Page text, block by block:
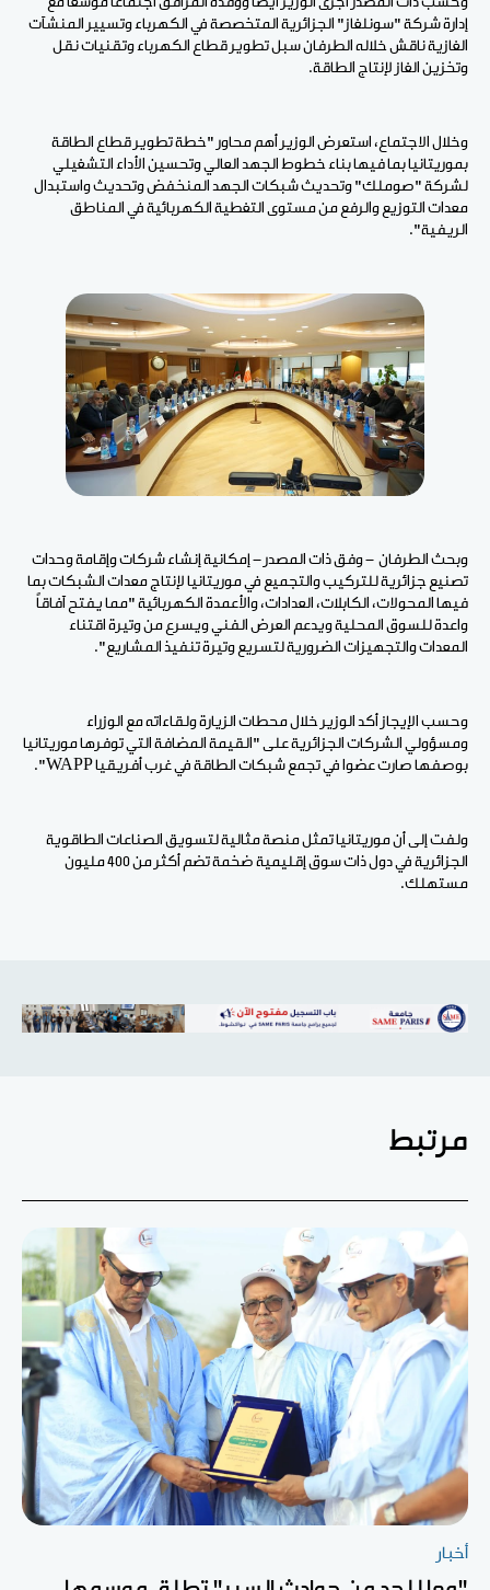
إدارة شركة "سونلغاز" الجزائرية المتخصصة في الكهرباء وتسيير المنشآت
الغازية ناقش خلاله الطرفان سبل تطوير قطاع الكهرباء وتقنيات نقل
وتخزين الغاز لإنتاج الطاقة.
وخلال الاجتماع، استعرض الوزير أهم محاور "خطة تطوير قطاع الطاقة
بموريتانيا بما فيها بناء خطوط الجهد العالي وتحسين الأداء التشغيلي
لشركة "صوملك" وتحديث شبكات الجهد المنخفض وتحديث واستبدال
معدات التوزيع والرفع من مستوى التغطية الكهربائية في المناطق
الريفية".
وبحث الطرفان - وفق ذات المصدر - إمكانية إنشاء شركات وإقامة وحدات
تصنيع جزائرية للتركيب والتجميع في موريتانيا لإنتاج معدات الشبكات بما
فيها المحولات، الكابلات، العدادات، والأعمدة الكهربائية "مما يفتح آفاقاً
واعدة للسوق المحلية ويدعم العرض الفني ويسرع من وتيرة اقتناء
المعدات والتجهيزات الضرورية لتسريع وتيرة تنفيذ المشاريع".
وحسب الإيجاز أكد الوزير خلال محطات الزيارة ولقاءاته مع الوزراء
ومسؤولي الشركات الجزائرية على "القيمة المضافة التي توفرها موريتانيا
بوصفها صارت عضوا في تجمع شبكات الطاقة في غرب أفريقيا WAPP".
ولفت إلى أن موريتانيا تمثل منصة مثالية لتسويق الصناعات الطاقوية
الجزائرية في دول ذات سوق إقليمية ضخمة تضم أكثر من 400 مليون
مستهلك.
مرتبط
أخبار